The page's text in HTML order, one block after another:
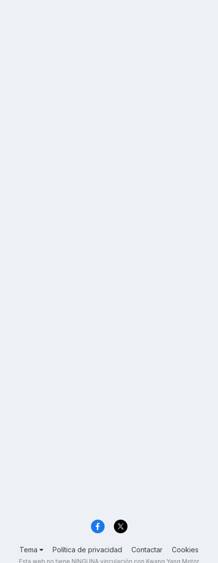
Tema Política de privacidad Contactar Cookies
Esta web no tiene NINGUNA vinculación con Kwang Yang Motor